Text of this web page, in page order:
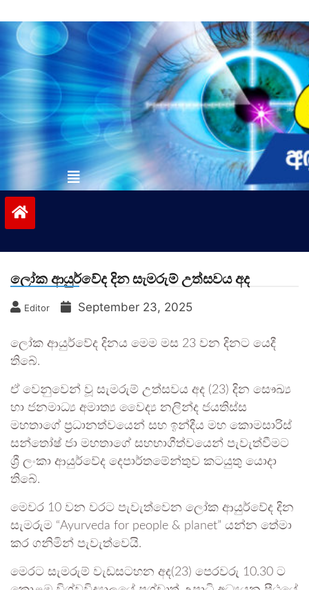
to
contentvinivida.lk
ලෝක ආයුර්වේද දින සැමරුම් උත්සවය අද
Editor September 23, 2025
ලෝක ආයුර්වේද දිනය මෙම මස 23 වන දිනට යෙදී
තිබේ.
ඒ වෙනුවෙන් වූ සැමරුම් උත්සවය අද (23) දින සෞඛ්‍ය
හා ජනමාධ්‍ය අමාත්‍ය වෛද්‍ය නලින්ද ජයතිස්ස
මහතාගේ ප්‍රධානත්වයෙන් සහ ඉන්දීය මහ කොමසාරිස්
සන්තෝෂ් ජා මහතාගේ සහභාගීත්වයෙන් පැවැත්වීමට
ශ්‍රී ලංකා ආයුර්වේද දෙපාර්තමේන්තුව කටයුතු යොදා
තිබේ.
මෙවර 10 වන වරට පැවැත්වෙන ලෝක ආයුර්වේද දින
සැමරුම “Ayurveda for people & planet” යන්න තේමා
කර ගනිමින් පැවැත්වෙයි.
මෙරට සැමරුම් වැඩසටහන අද(23) පෙරවරු 10.30 ට